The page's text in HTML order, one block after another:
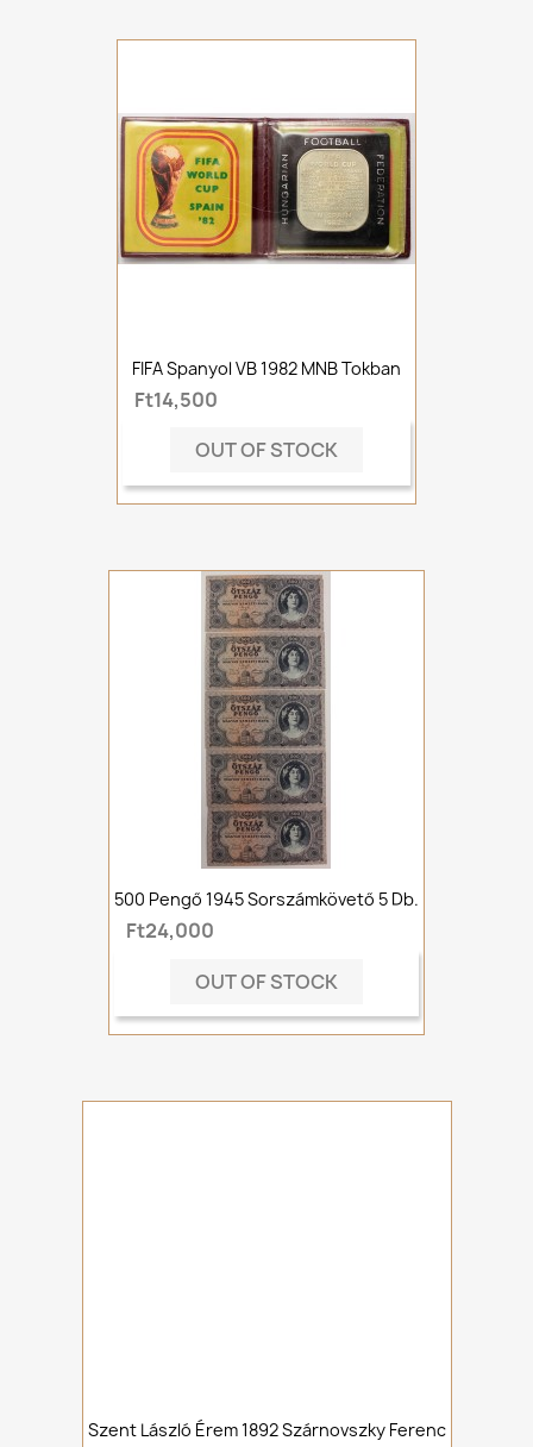
FIFA Spanyol VB 1982 MNB Tokban
Ft14,500
OUT OF STOCK
500 Pengő 1945 Sorszámkövető 5 Db.
Ft24,000
OUT OF STOCK
Szent László Érem 1892 Szárnovszky Ferenc